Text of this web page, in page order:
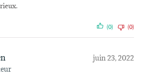
(0) (0)
juin 23, 2022